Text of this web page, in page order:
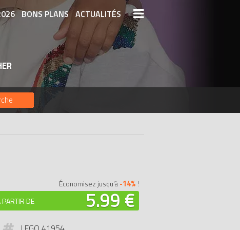
BONS PLANS ACTUALITÉS
LEGO LEGO LES PLUS CHERS
DERNIERS LEGO AJOUTÉS
PARTIR DE 5.99 €
Économisez jusqu'à -14% !